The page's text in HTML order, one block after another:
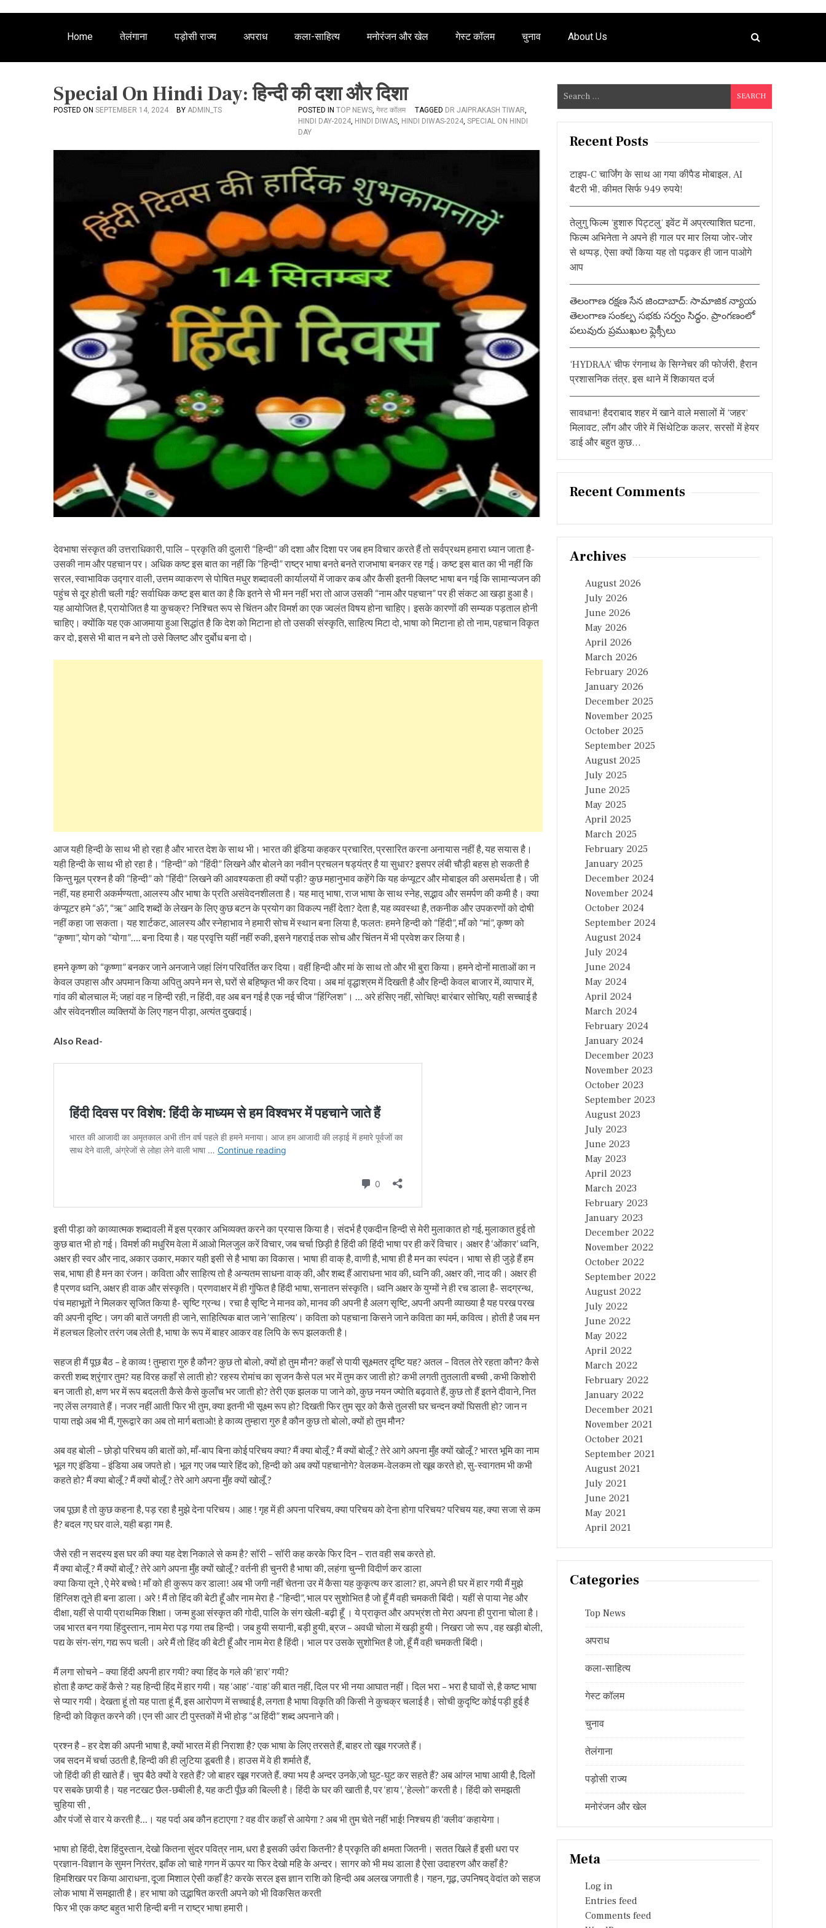
Home तेलंगाना पड़ोसी राज्य अपराध कला-साहित्य मनोरंजन और खेल गेस्ट कॉलम चुनाव About Us
Special On Hindi Day: हिन्दी की दशा और दिशा
POSTED ON SEPTEMBER 14, 2024 BY ADMIN_TS POSTED IN TOP NEWS, गेस्ट कॉलम TAGGED DR JAIPRAKASH TIWAR,
HINDI DAY-2024, HINDI DIWAS, HINDI DIWAS-2024, SPECIAL ON HINDI
DAY
देवभाषा संस्कृत की उत्तराधिकारी, पालि – प्रकृति की दुलारी “हिन्दी” की दशा और दिशा पर जब हम विचार करते हैं तो सर्वप्रथम हमारा ध्यान जाता है-
उसकी नाम और पहचान पर। अधिक कष्ट इस बात का नहीं कि “हिन्दी” राष्ट्र भाषा बनते बनते राजभाषा बनकर रह गई। कष्ट इस बात का भी नहीं कि
सरल, स्वाभाविक उद्गार वाली, उत्तम व्याकरण से पोषित मधुर शब्दावली कार्यालयों में जाकर कब और कैसी इतनी क्लिष्ट भाषा बन गई कि सामान्यजन की
पहुंच से दूर होती चली गई? सर्वाधिक कष्ट इस बात का है कि इतने से भी मन नहीं भरा तो आज उसकी “नाम और पहचान” पर ही संकट आ खड़ा हुआ है।
यह आयोजित है, प्रायोजित है या कुचक्र? निश्चित रूप से चिंतन और विमर्श का एक ज्वलंत विषय होना चाहिए। इसके कारणों की सम्यक पड़ताल होनी
चाहिए। क्योंकि यह एक आजमाया हुआ सिद्धांत है कि देश को मिटाना हो तो उसकी संस्कृति, साहित्य मिटा दो, भाषा को मिटाना हो तो नाम, पहचान विकृत
कर दो, इससे भी बात न बने तो उसे क्लिष्ट और दुर्बोध बना दो।
आज यही हिन्दी के साथ भी हो रहा है और भारत देश के साथ भी। भारत की इंडिया कहकर प्रचारित, प्रसारित करना अनायास नहीं है, यह सयास है।
यही हिन्दी के साथ भी हो रहा है। “हिन्दी” को “हिंदी” लिखने और बोलने का नवीन प्रचलन षड्यंत्र है या सुधार? इसपर लंबी चौड़ी बहस हो सकती है
किन्तु मूल प्रश्न है की “हिन्दी” को “हिंदी” लिखने की आवश्यकता ही क्यों पड़ी? कुछ महानुभाव कहेंगे कि यह कंप्यूटर और मोबाइल की असमर्थता है। जी
नहीं, यह हमारी अकर्मण्यता, आलस्य और भाषा के प्रति असंवेदनशीलता है। यह मातृ भाषा, राज भाषा के साथ स्नेह, सद्भाव और समर्पण की कमी है। क्या
कंप्यूटर हमे “ॐ”, “ऋ” आदि शब्दों के लेखन के लिए कुछ बटन के प्रयोग का विकल्प नहीं देता? देता है, यह व्यवस्था है, तकनीक और उपकरणों को दोषी
नहीं कहा जा सकता। यह शार्टकट, आलस्य और स्नेहाभाव ने हमारी सोच में स्थान बना लिया है, फलतः हमने हिन्दी को “हिंदी”, मॉं को “मां”, कृष्ण को
“कृष्णा”, योग को “योगा”…. बना दिया है। यह प्रवृत्ति यहीं नहीं रुकी, इसने गहराई तक सोच और चिंतन में भी प्रवेश कर लिया है।
हमने कृष्ण को “कृष्णा” बनकर जाने अनजाने जहां लिंग परिवर्तित कर दिया। वहीं हिन्दी और मां के साथ तो और भी बुरा किया। हमने दोनों माताओं का न
केवल उपहास और अपमान किया अपितु अपने मन से, घरों से बहिष्कृत भी कर दिया। अब मां वृद्धाश्रम में दिखती है और हिन्दी केवल बाजार में, व्यापार में,
गांव की बोलचाल में; जहां वह न हिन्दी रही, न हिंदी, वह अब बन गई है एक नई चीज “हिंग्लिश”। … अरे हंसिए नहीं, सोचिए! बारंबार सोचिए, यही सच्चाई है
और संवेदनशील व्यक्तियों के लिए गहन पीड़ा, अत्यंत दुखदाई।
Also Read-
इसी पीड़ा को काव्यात्मक शब्दावली में इस प्रकार अभिव्यक्त करने का प्रयास किया है। संदर्भ है एकदीन हिन्दी से मेरी मुलाकात हो गई, मुलाकात हुई तो
कुछ बात भी हो गई। विमर्श की मधुरिम वेला में आओ मिलजुल करें विचार, जब चर्चा छिड़ी है हिंदी की हिंदी भाषा पर ही करें विचार। अक्षर है ‘ओंकार’ ध्वनि,
अक्षर ही स्वर और नाद, अकार उकार, मकार यही इसी से है भाषा का विकास। भाषा ही वाक् है, वाणी है, भाषा ही है मन का स्पंदन। भाषा से ही जुड़े हैं हम
सब, भाषा ही है मन का रंजन। कविता और साहित्य तो है अन्यतम साधना वाक् की, और शब्द हैं आराधना भाव की, ध्वनि की, अक्षर की, नाद की। अक्षर ही
है प्रणव ध्वनि, अक्षर ही वाक और संस्कृति। प्रणवाक्षर में ही गुंफित है हिंदी भाषा, सनातन संस्कृति। ध्वनि अक्षर के युग्मों ने ही रच डाला है- सदग्रन्थ,
पंच महाभूतों ने मिलकर सृजित किया है- सृष्टि ग्रन्थ। रचा है सृष्टि ने मानव को, मानव की अपनी है अलग सृष्टि, अपनी अपनी व्याख्या है यह परख परख
की अपनी दृष्टि। जग की बातें जगती ही जाने, साहित्यिक बात जाने ‘साहित्य’। कविता को पहचाना किसने जाने कविता का मर्म, कवित्व। होती है जब मन
में हलचल हिलोर तरंग जब लेती है, भाषा के रूप में बाहर आकर वह लिपि के रूप झलकती है।
सहज ही मैं पूछ बैठ – हे काव्य ! तुम्हारा गुरु है कौन? कुछ तो बोलो, क्यों हो तुम मौन? कहाँ से पायी सूक्ष्मतर दृष्टि यह? अतल – वितल तेरे रहता कौन? कैसे
करती शब्द श्रृंगार तुम? यह विरह कहाँ से लाती हो? रहस्य रोमांच का सृजन कैसे पल भर में तुम कर जाती हो? कभी लगती तुतलाती बच्ची , कभी किशोरी
बन जाती हो, क्षण भर में रूप बदलती कैसे कैसे कुलाँच भर जाती हो? तेरी एक झलक पा जाने को, कुछ नयन ज्योति बढ़वाते हैं, कुछ तो हैं इतने दीवाने, नित
नए लेंस लगवाते हैं। नजर नहीं आती फिर भी तुम, क्या इतनी भी सूक्ष्म रूप हो? दिखती फिर तुम सूर को कैसे तुलसी घर चन्दन क्यों घिसती हो? जान न
पाया तझे अब भी मैं, गुरूद्वारे का अब तो मार्ग बताओ! हे काव्य तुम्हारा गुरु है कौन कुछ तो बोलो, क्यों हो तुम मौन?
अब वह बोली – छोड़ो परिचय की बातों को, माँ-बाप बिना कोई परिचय क्या? मैं क्या बोलूँ ? मैं क्यों बोलूँ ? तेरे आगे अपना मुँह क्यों खोलूँ ? भारत भूमि का नाम
भूल गए इंडिया – इंडिया अब जपते हो। भूल गए जब प्यारे हिंद को, हिन्दी को अब क्यों पहचानोगे? वेलकम-वेलकम तो खूब करते हो, सु-स्वागतम भी कभी
कहते हो? मैं क्या बोलूँ ? मैं क्यों बोलूँ ? तेरे आगे अपना मुँह क्यों खोलूँ ?
जब पूछा है तो कुछ कहना है, पड़ रहा है मुझे देना परिचय। आह ! गृह में ही अपना परिचय, क्या परिचय को देना होगा परिचय? परिचय यह, क्या सजा से कम
है? बदल गए घर वाले, यही बड़ा गम है.
जैसे रही न सदस्य इस घर की क्या यह देश निकाले से कम है? सॉरी – सॉरी कह करके फिर दिन – रात वही सब करते हो.
मैं क्या बोलूँ ? मैं क्यों बोलूँ ? तेरे आगे अपना मुँह क्यों खोलूँ ? वर्तनी ही चुनरी है भाषा की, लहंगा चुन्नी विदीर्ण कर डाला
क्या किया तूने , ऐ मेरे बच्चे ! माँ को ही कुरूप कर डाला! अब भी जगी नहीं चेतना उर में कैसा यह कुकृत्य कर डाला? हा, अपने ही घर में हार गयी मैं मुझे
हिंग्लिश तूने ही बना डाला। अरे ! मैं तो हिंद की बेटी हूँ और नाम मेरा है -“हिन्दी”, भाल पर सुशोभित है जो हूँ मैं वही चमकती बिंदी। यहीं से पाया नेह और
दीक्षा, यहीं से पायी प्राथमिक शिक्षा। जन्म हुआ संस्कृत की गोदी, पालि के संग खेली-बढ़ी हूँ । ये प्राकृत और अपभ्रंश तो मेरा अपना ही पुराना चोला है।
जब भारत बन गया हिंदुस्तान, नाम मेरा पड़ गया तब हिन्दी। जब हुयी सयानी, बड़ी हुयी, ब्रज – अवधी चोला में खड़ी हुयी। निखरा जो रूप , वह खड़ी बोली,
पद्य के संग-संग, गद्य रूप चली। अरे मैं तो हिंद की बेटी हूँ और नाम मेरा है हिंदी। भाल पर उसके सुशोभित है जो, हूँ मैं वही चमकती बिंदी।
मैं लगा सोचने – क्या हिंदी अपनी हार गयी? क्या हिंद के गले की ‘हार’ गयी?
होता है कष्ट कहें कैसे ? यह हिन्दी हिंद में हार गयी। यह ‘आह’ -‘वाह’ की बात नहीं, दिल पर भी नया आघात नहीं। दिल भरा – भरा है घावों से, है कष्ट भाषा
से प्यार गयी। देखता हूं तो यह पाता हूं मैं, इस आरोपण में सच्चाई है, लगता है भाषा विकृति की किसी ने कुचक्र चलाई है। सोची कुदृष्टि कोई पड़ी हुई है
हिन्दी को विकृत करने की।एन सी आर टी पुस्तकों में भी होड़ “अ हिंदी” शब्द अपनाने की।
प्रश्न है – हर देश की अपनी भाषा है, क्यों भारत में ही निराशा है? एक भाषा के लिए तरसते हैं, बाहर तो खूब गरजते हैं।
जब सदन में चर्चा उठती है, हिन्दी की ही लुटिया डूबती है। हाउस में वे ही शर्माते हैं,
जो हिंदी की ही खाते हैं। चुप बैठे क्यों वे रहते हैं? जो बाहर खूब गरजते हैं. क्या भय है अन्दर उनके,जो घुट-घुट कर सहते हैं? अब आंग्ल भाषा आयी है, दिलों
पर सबके छायी है। यह नटखट छैल-छबीली है, यह कटी पूँछ की बिल्ली है। हिंदी के घर की खाती है, पर ‘हाय ‘, ‘हेल्लो” करती है। हिंदी को समझती
चुहिया सी ,
और पंजों से वार ये करती है…। यह पर्दा अब कौन हटाएगा ? वह वीर कहाँ से आयेगा ? अब भी तुम चेते नहीं भाई! निश्चय ही ‘क्लीव’ कहायेगा।
भाषा हो हिंदी, देश हिंदुस्तान, देखो कितना सुंदर पवित्र नाम, धरा है इसकी उर्वरा कितनी? है प्रकृति की क्षमता जितनी। सतत खिले हैं इसी धरा पर
प्रज्ञान-विज्ञान के सुमन निरंतर, झाँक लो चाहे गगन में ऊपर या फिर देखो महि के अन्दर। सागर को भी मथ डाला है ऐसा उदाहरण और कहाँ है?
हिमशिखर पर किया आराधना, दूजा मिशाल ऐसी कहाँ है? करके सरल इस ज्ञान राशि को हिन्दी अब अलख जगाती है। गहन, गूढ़, उपनिषद् वेदांत को सहज
लोक भाषा में समझाती है। हर भाषा को उद्भाषित करती अपने को भी विकसित करती
फिर भी एक कष्ट बहुत भारी हिन्दी बनी न राष्ट्र भाषा हमारी।
e
a
Recent Posts
टाइप-C चार्जिंग के साथ आ गया कीपैड मोबाइल, AI
बैटरी भी, कीमत सिर्फ 949 रुपये!
तेलुगु फिल्म ‘हुशारु पिट्टलु’ इवेंट में अप्रत्याशित घटना,
फिल्म अभिनेता ने अपने ही गाल पर मार लिया जोर-जोर
से थप्पड़, ऐसा क्यों किया यह तो पढ़कर ही जान पाओगे
आप
తెలంగాణ రక్షణ సేన జిందాబాద్: సామాజిక న్యాయ
తెలంగాణ సంకల్ప సభకు సర్వం సిద్ధం, ప్రాంగణంలో
పలువురు ప్రముఖుల ఫ్లెక్సీలు
‘HYDRAA’ चीफ रंगनाथ के सिग्नेचर की फोर्जरी, हैरान
प्रशासनिक तंत्र, इस थाने में शिकायत दर्ज
सावधान! हैदराबाद शहर में खाने वाले मसालों में ‘जहर’
मिलावट, लौंग और जीरे में सिंथेटिक कलर, सरसों में हेयर
डाई और बहुत कुछ…
Recent Comments
Archives
August 2026
July 2026
June 2026
May 2026
April 2026
March 2026
February 2026
January 2026
December 2025
November 2025
October 2025
September 2025
August 2025
July 2025
June 2025
May 2025
April 2025
March 2025
February 2025
January 2025
December 2024
November 2024
October 2024
September 2024
August 2024
July 2024
June 2024
May 2024
April 2024
March 2024
February 2024
January 2024
December 2023
November 2023
October 2023
September 2023
August 2023
July 2023
June 2023
May 2023
April 2023
March 2023
February 2023
January 2023
December 2022
November 2022
October 2022
September 2022
August 2022
July 2022
June 2022
May 2022
April 2022
March 2022
February 2022
January 2022
December 2021
November 2021
October 2021
September 2021
August 2021
July 2021
June 2021
May 2021
April 2021
Categories
Top News
अपराध
कला-साहित्य
गेस्ट कॉलम
चुनाव
तेलंगाना
पड़ोसी राज्य
मनोरंजन और खेल
Meta
Log in
Entries feed
Comments feed